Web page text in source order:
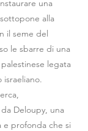
una
alla
il seme del
le sbarre di una
legata
Deloupy, una
e profonda che si